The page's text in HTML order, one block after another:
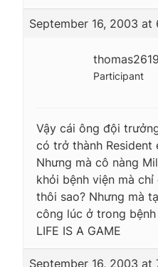
September 16, 2003 at
Participant
Vậy cái ông đội
có trở thành Resident
Nhưng mà cô nàng
khỏi bệnh viện mà
thôi sao? Nhưng mà
công lúc ở trong
LIFE IS A GAME
September 16, 2003 at